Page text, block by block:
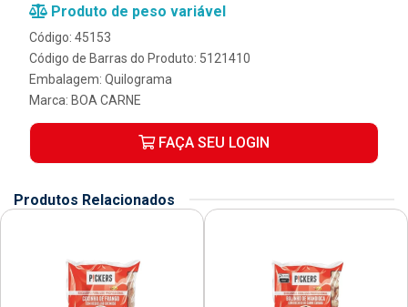
Produto de peso variável
Código: 45153
Código de Barras do Produto: 5121410
Embalagem: Quilograma
Marca: BOA CARNE
FAÇA SEU LOGIN
Produtos Relacionados